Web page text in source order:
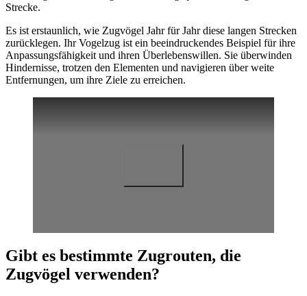
Strecke.
Es ist erstaunlich, wie Zugvögel Jahr für Jahr diese langen Strecken
zurücklegen. Ihr Vogelzug ist ein beeindruckendes Beispiel für ihre
Anpassungsfähigkeit und ihren Überlebenswillen. Sie überwinden
Hindernisse, trotzen den Elementen und navigieren über weite
Entfernungen, um ihre Ziele zu erreichen.
Gibt es bestimmte Zugrouten, die
Zugvögel verwenden?